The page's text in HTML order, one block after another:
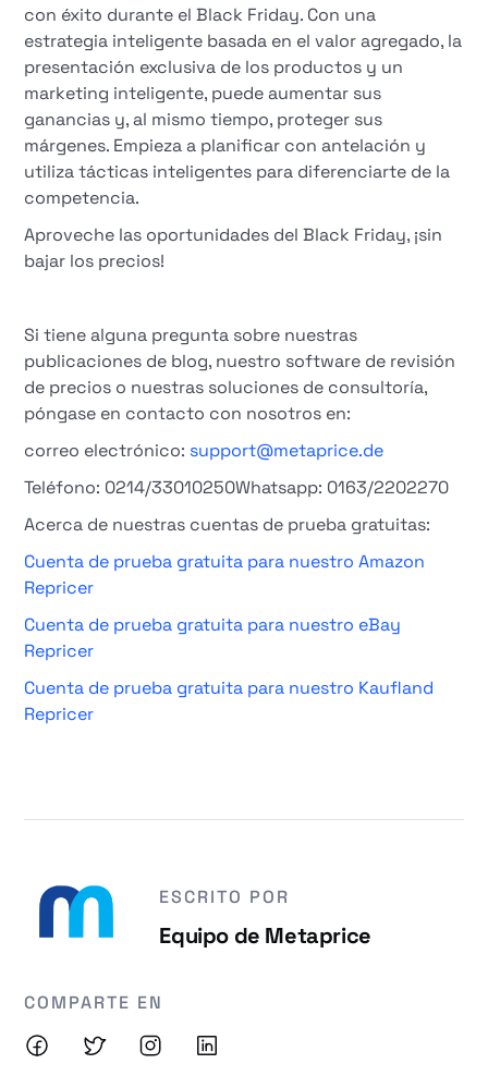
con éxito durante el Black Friday. Con una
estrategia inteligente basada en el valor agregado, la
presentación exclusiva de los productos y un
marketing inteligente, puede aumentar sus
ganancias y, al mismo tiempo, proteger sus
márgenes. Empieza a planificar con antelación y
utiliza tácticas inteligentes para diferenciarte de la
competencia.
Aproveche las oportunidades del Black Friday, ¡sin
bajar los precios!
Si tiene alguna pregunta sobre nuestras
publicaciones de blog, nuestro software de revisión
de precios o nuestras soluciones de consultoría,
póngase en contacto con nosotros en:
correo electrónico: support@metaprice.de
Teléfono: 0214/33010250Whatsapp: 0163/2202270
Acerca de nuestras cuentas de prueba gratuitas:
Cuenta de prueba gratuita para nuestro Amazon
Repricer
Cuenta de prueba gratuita para nuestro eBay
Repricer
Cuenta de prueba gratuita para nuestro Kaufland
Repricer
ESCRITO POR
Equipo de Metaprice
COMPARTE EN